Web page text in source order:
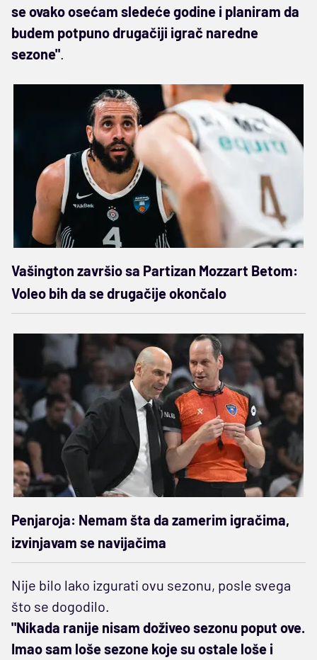
se ovako osećam sledeće godine i planiram da
budem potpuno drugačiji igrač naredne
sezone".
Vašington završio sa Partizan Mozzart Betom:
Voleo bih da se drugačije okončalo
Penjaroja: Nemam šta da zamerim igračima,
izvinjavam se navijačima
Nije bilo lako izgurati ovu sezonu, posle svega
što se dogodilo.
"Nikada ranije nisam doživeo sezonu poput ove.
Imao sam loše sezone koje su ostale loše i